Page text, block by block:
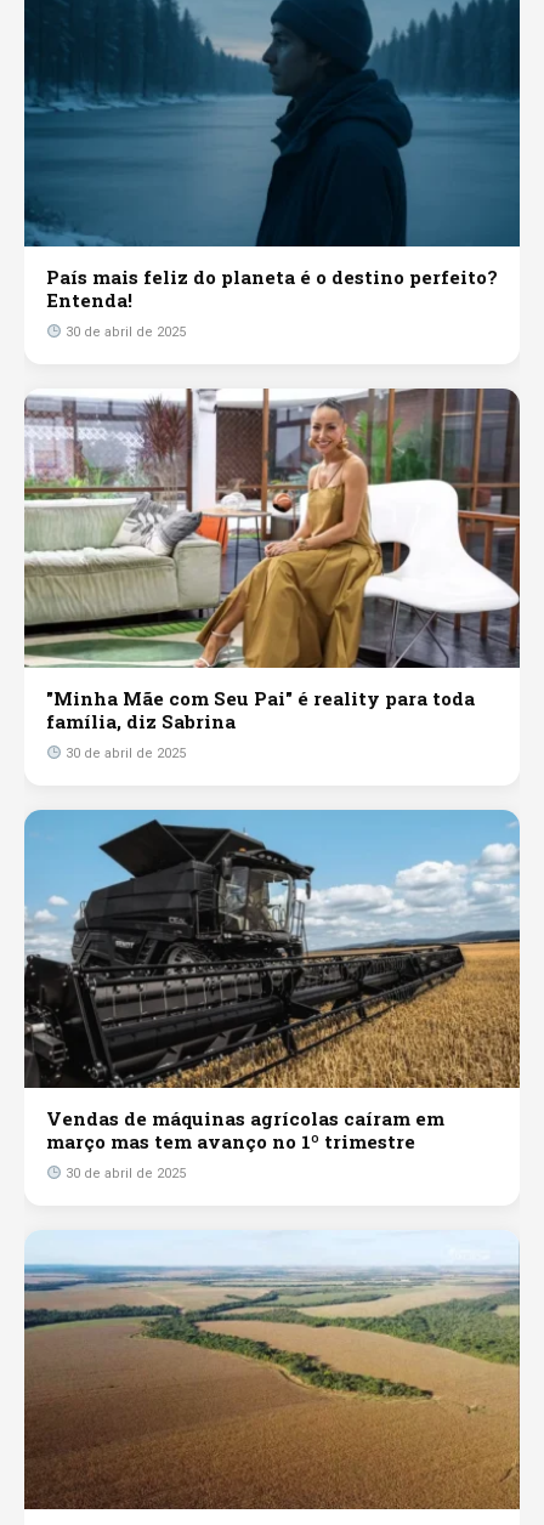
País mais feliz do planeta é o destino perfeito?
Entenda!
30 de abril de 2025
"Minha Mãe com Seu Pai" é reality para toda
família, diz Sabrina
30 de abril de 2025
Vendas de máquinas agrícolas caíram em
março mas tem avanço no 1º trimestre
30 de abril de 2025